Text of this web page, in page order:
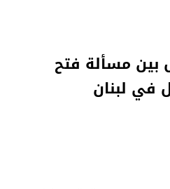
بين مسألة فتح
في لبنان